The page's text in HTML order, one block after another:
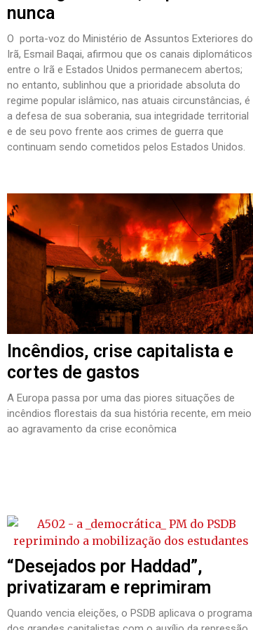
nunca
O porta-voz do Ministério de Assuntos Exteriores do
Irã, Esmail Baqai, afirmou que os canais diplomáticos
entre o Irã e Estados Unidos permanecem abertos;
no entanto, sublinhou que a prioridade absoluta do
regime popular islâmico, nas atuais circunstâncias, é
a defesa de sua soberania, sua integridade territorial
e de seu povo frente aos crimes de guerra que
continuam sendo cometidos pelos Estados Unidos.
Incêndios, crise capitalista e
cortes de gastos
A Europa passa por uma das piores situações de
incêndios florestais da sua história recente, em meio
ao agravamento da crise econômica
“Desejados por Haddad”,
privatizaram e reprimiram
Quando vencia eleições, o PSDB aplicava o programa